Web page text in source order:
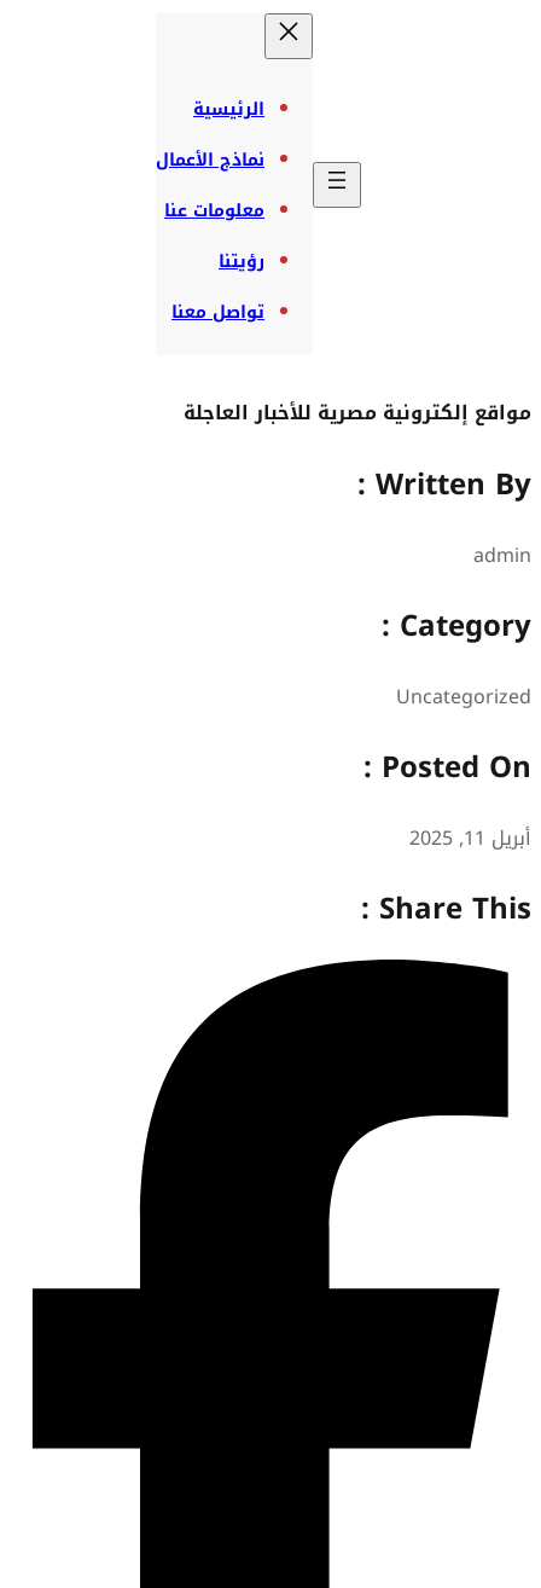
الرئيسية
نماذج الأعمال
معلومات عنا
رؤيتنا
تواصل معنا
مواقع إلكترونية مصرية للأخبار العاجلة
Written By :
admin
Category :
Uncategorized
Posted On :
أبريل 11, 2025
Share This :